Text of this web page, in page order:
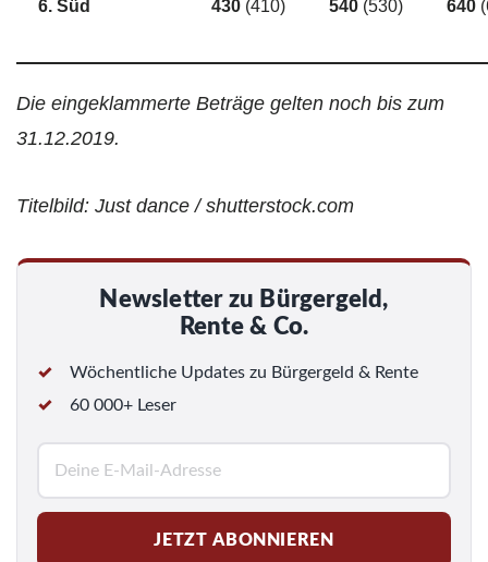
6. Süd 430 (410) 540 (530) 640
Die eingeklammerte Beträge gelten noch bis zum
31.12.2019.
Titelbild: Just dance / shutterstock.com
Newsletter zu Bürgergeld,
Rente & Co.
Wöchentliche Updates zu Bürgergeld & Rente
60 000+ Leser
M
a
JETZT ABONNIEREN